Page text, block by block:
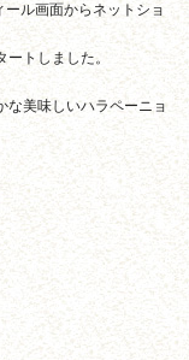
ール画面からネットショ
ートしました。
な美味しいハラペーニョ